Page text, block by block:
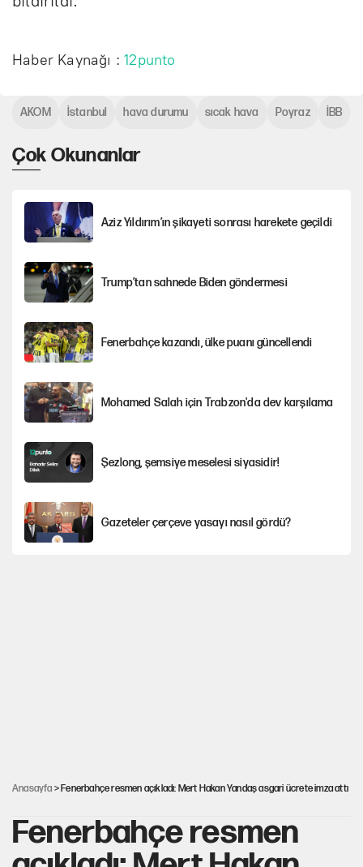
Haber Kaynağı :12punto
Çok Okunanlar
Aziz Yıldırım’ın şikayeti sonrası harekete geçildi
Trump’tan sahnede Biden göndermesi
Fenerbahçe kazandı, ülke puanı güncellendi
Mohamed Salah için Trabzon'da dev karşılama
Şezlong, şemsiye meselesi siyasidir!
Gazeteler çerçeve yasayı nasıl gördü?
AKOM İstanbul hava durumu sıcak hava Poyraz İBB
Anasayfa > Fenerbahçe resmen açıkladı: Mert Hakan Yandaş asgari ücrete imza attı
Fenerbahçe resmen